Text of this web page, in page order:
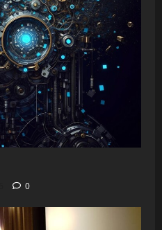
0